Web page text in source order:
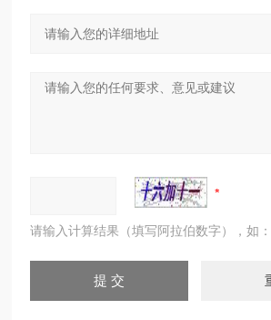
请输入计算结果（填写阿拉伯数字），如